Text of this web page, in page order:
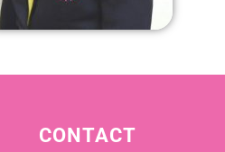
CONTACT